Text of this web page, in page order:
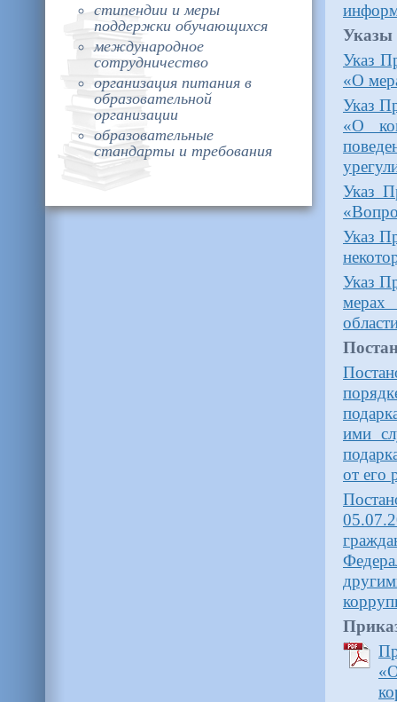
стипендии и меры
поддержки обучающихся
международное
сотрудничество
организация питания в
образовательной
организации
образовательные
стандарты и требования
Указы
Указ
«О
Указ
«О
Указ
Указ
Указ
мерах
ими
от его